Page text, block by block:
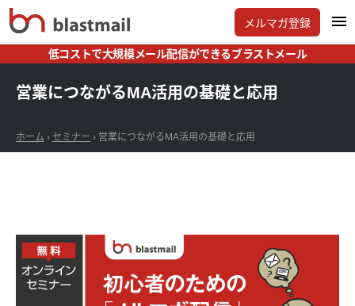
メルマガ登録
低コストで大規模メール配信ができるブラストメール
営業につながるMA活用の基礎と応用
ホーム › セミナー › 営業につながるMA活用の基礎と応用